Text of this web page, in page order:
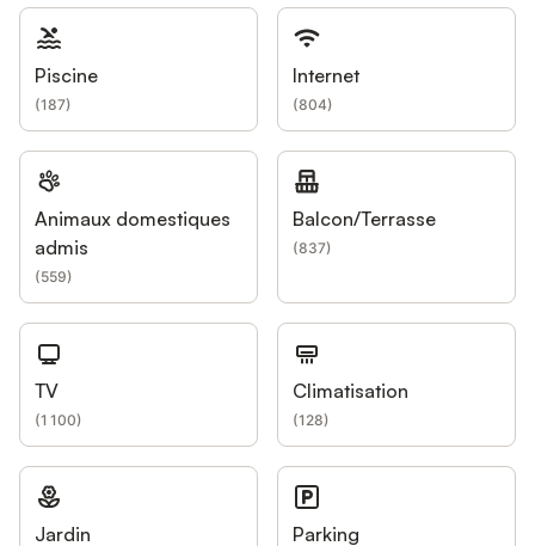
Piscine
(187)
Internet
(804)
Animaux domestiques
admis
(559)
Balcon/Terrasse
(837)
TV
(1 100)
Climatisation
(128)
Jardin Parking